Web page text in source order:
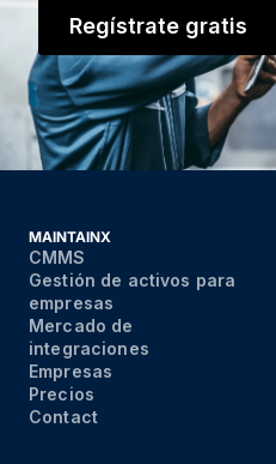
Regístrate gratis
MAINTAINX
CMMS
Gestión de activos para
empresas
Mercado de
integraciones
Empresas
Precios
Contact